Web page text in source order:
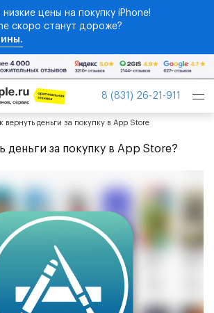
цены на покупку iPhone!
скоро станут дороже?
8 (831) 26-21-911
вернуть деньги за покупку в App Store
деньги за покупку в App Store?